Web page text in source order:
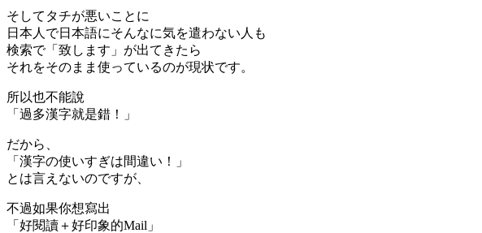
そしてタチが悪いことに
日本人で日本語にそんなに気を遣わない人も
検索で「致します」が出てきたら
それをそのまま使っているのが現状です。
所以也不能說
「過多漢字就是錯！」
だから、
「漢字の使いすぎは間違い！」
とは言えないのですが、
不過如果你想寫出
「好閱讀＋好印象的Mail」